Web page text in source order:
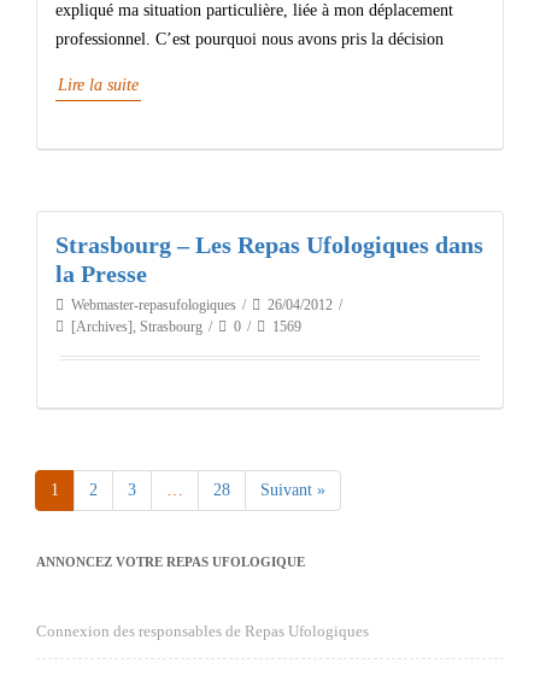
expliqué ma situation particulière, liée à mon déplacement
professionnel. C’est pourquoi nous avons pris la décision
Lire la suite
Strasbourg – Les Repas Ufologiques dans
la Presse
Webmaster-repasufologiques
26/04/2012
[Archives], Strasbourg 0 1569
1 2 3 … 28 Suivant »
ANNONCEZ VOTRE REPAS UFOLOGIQUE
Connexion des responsables de Repas Ufologiques